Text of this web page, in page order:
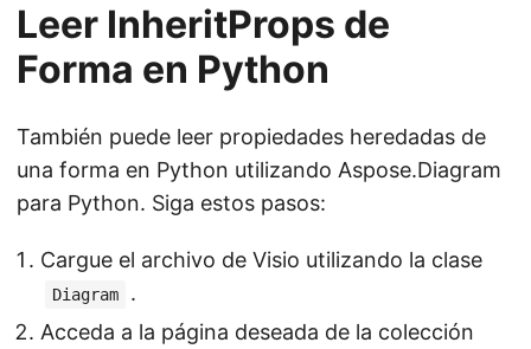
Leer InheritProps de
Forma en Python
También puede leer propiedades heredadas de
una forma en Python utilizando Aspose.Diagram
para Python. Siga estos pasos:
Cargue el archivo de Visio utilizando la clase
Diagram
.
Acceda a la página deseada de la colección